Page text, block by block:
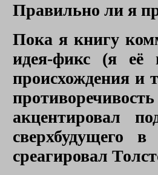
Правильно ли я
Пока я книгу
идея-фикс (я её
происхождения и
акцентировал
сверхбудущего
среагировал